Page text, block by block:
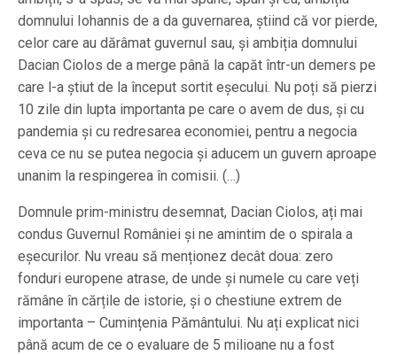
domnului Iohannis de a da guvernarea, știind că vor pierde,
celor care au dărâmat guvernul sau, și ambiția domnului
Dacian Ciolos de a merge până la capăt într-un demers pe
care l-a știut de la început sortit eșecului. Nu poți să pierzi
10 zile din lupta importanta pe care o avem de dus, și cu
pandemia și cu redresarea economiei, pentru a negocia
ceva ce nu se putea negocia și aducem un guvern aproape
unanim la respingerea în comisii. (…)
Domnule prim-ministru desemnat, Dacian Ciolos, ați mai
condus Guvernul României și ne amintim de o spirala a
eșecurilor. Nu vreau să menționez decât doua: zero
fonduri europene atrase, de unde și numele cu care veți
rămâne în cărțile de istorie, și o chestiune extrem de
importanta – Cumințenia Pământului. Nu ați explicat nici
până acum de ce o evaluare de 5 milioane nu a fost